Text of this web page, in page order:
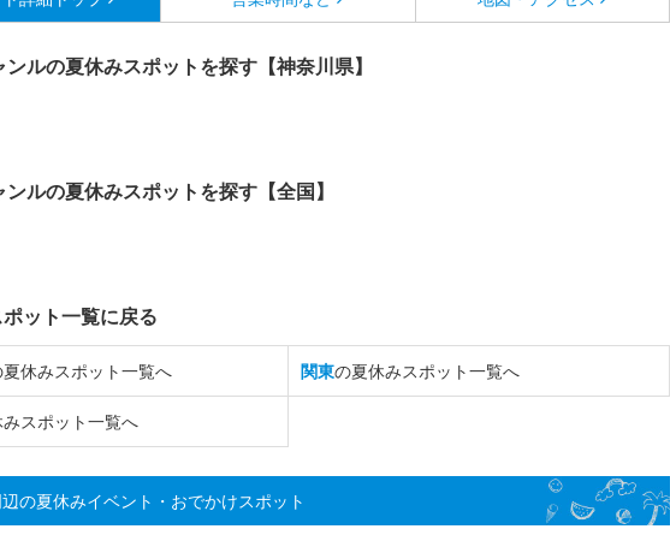
ルの夏休みスポットを探す【神奈川県】
ルの夏休みスポットを探す【全国】
ット一覧に戻る
休みスポット一覧へ 関東の夏休みスポット一覧へ
スポット一覧へ
の夏休みイベント・おでかけスポット